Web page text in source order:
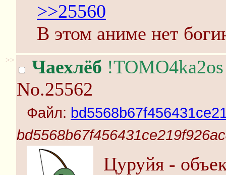
>>25560
В этом аниме нет
>> Чаехлёб !TOMO4ka2os
No.25562
Файл:
Цуруйя -